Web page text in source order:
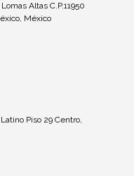
Altas C.P.11950
México
Piso 29 Centro,